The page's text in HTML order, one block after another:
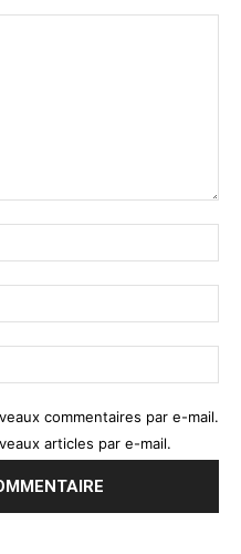
commentaires par e-mail.
articles par e-mail.